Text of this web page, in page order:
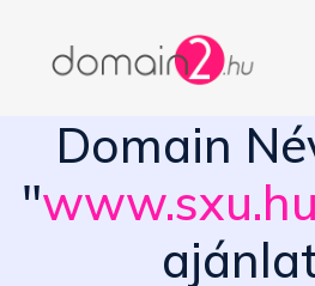
Domain
"www.sxu.hu